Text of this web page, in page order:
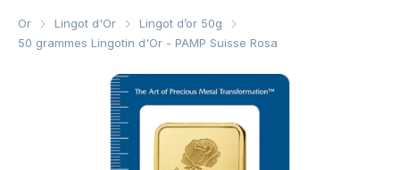
Or Lingot d'Or
Lingot d’or 50g
50 grammes Lingotin d'Or - PAMP Suisse Rosa